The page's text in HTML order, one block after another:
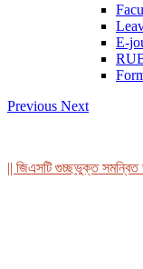
E-
Previous Next
গুচ্ছভুক্ত সমন্বিত ভর্তি